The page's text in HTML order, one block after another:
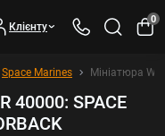
Клієнту
0
Space Marines Мініатюра
40000: SPACE